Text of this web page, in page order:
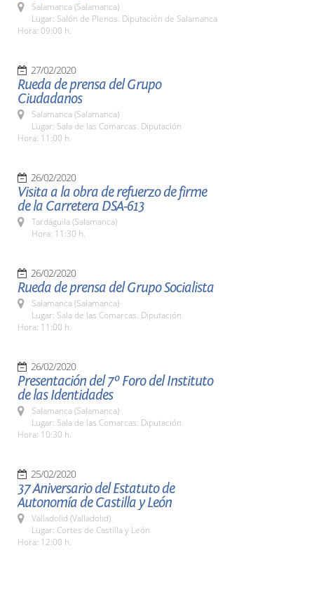
Salamanca (Salamanca)
Lugar: Salón de Plenos. Diputación de Salamanca
Hora: 09:00 h.
27/02/2020
Rueda de prensa del Grupo
Ciudadanos
Salamanca (Salamanca)
Lugar: Sala de las Comarcas. Diputación
Hora: 11:00 h.
26/02/2020
Visita a la obra de refuerzo de firme
de la Carretera DSA-613
Tardáguila (Salamanca)
Hora: 11:30 h.
26/02/2020
Rueda de prensa del Grupo Socialista
Salamanca (Salamanca)
Lugar: Sala de las Comarcas. Diputación
Hora: 11:00 h.
26/02/2020
Presentación del 7º Foro del Instituto
de las Identidades
Salamanca (Salamanca)
Lugar: Sala de las Comarcas. Diputación
Hora: 10:30 h.
25/02/2020
37 Aniversario del Estatuto de
Autonomía de Castilla y León
Valladolid (Valladolid)
Lugar: Cortes de Castilla y León
Hora: 12:00 h.